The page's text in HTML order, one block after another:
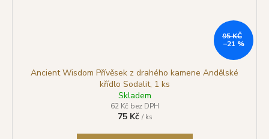
95 KČ
–21 %
Ancient Wisdom Přívěsek z drahého kamene Andělské
křídlo Sodalit, 1 ks
Skladem
62 Kč bez DPH
75 Kč / ks